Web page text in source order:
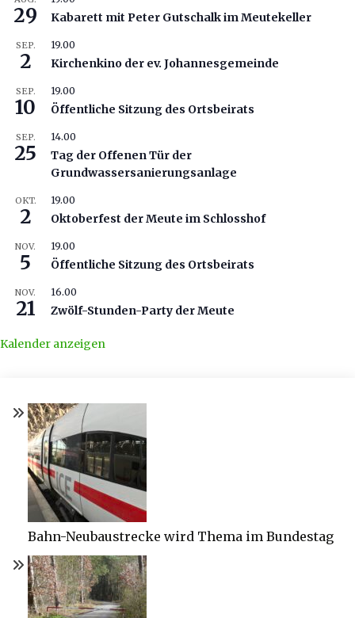
29 Kabarett mit Peter Gutschalk im Meutekeller
SEP.
2
19.00
Kirchenkino der ev. Johannesgemeinde
SEP.
10
19.00
Öffentliche Sitzung des Ortsbeirats
SEP.
25
14.00
Tag der Offenen Tür der
Grundwassersanierungsanlage
OKT.
2
19.00
Oktoberfest der Meute im Schlosshof
NOV.
5
19.00
Öffentliche Sitzung des Ortsbeirats
NOV.
21
16.00
Zwölf-Stunden-Party der Meute
Kalender anzeigen
Bahn-Neubaustrecke wird Thema im Bundestag